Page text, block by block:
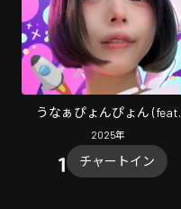
うなぁぴょんぴょん (feat.
Quiqman)
2025年
チャートイン